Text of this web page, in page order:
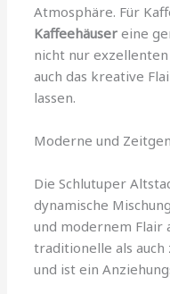
Atmosphäre. Für
Kaffeehäuser eine
nicht nur
auch das kreative
lassen.
Moderne und
Die Schlutuper
dynamische
und modernem Flair
traditionelle als
und ist ein